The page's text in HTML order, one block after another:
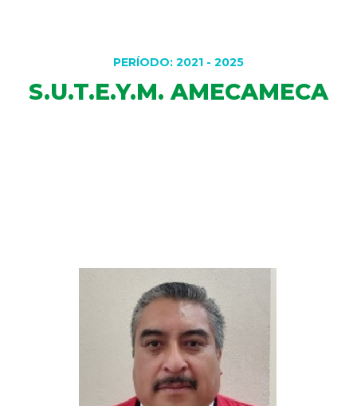
COORDINADORES
S.U.T.E.Y.M. AMECAMECA
PERÍODO: 2021 - 2025